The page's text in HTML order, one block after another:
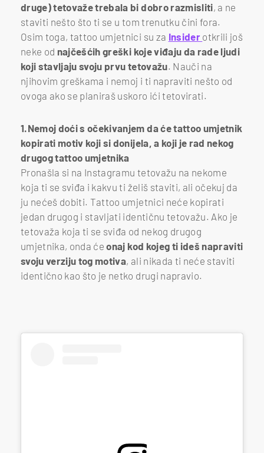
druge) tetovaže trebala bi dobro razmisliti, a ne
staviti nešto što ti se u tom trenutku čini fora.
Osim toga, tattoo umjetnici su za Insider otkrili još
neke od najčešćih greški koje viđaju da rade ljudi
koji stavljaju svoju prvu tetovažu. Nauči na
njihovim greškama i nemoj i ti napraviti nešto od
ovoga ako se planiraš uskoro ići tetovirati.
1.Nemoj doći s očekivanjem da će tattoo umjetnik
kopirati motiv koji si donijela, a koji je rad nekog
drugog tattoo umjetnika
Pronašla si na Instagramu tetovažu na nekome
koja ti se sviđa i kakvu ti želiš staviti, ali očekuj da
ju nećeš dobiti. Tattoo umjetnici neće kopirati
jedan drugog i stavljati identičnu tetovažu. Ako je
tetovaža koja ti se sviđa od nekog drugog
umjetnika, onda ćeonaj kod kojeg ti ideš napraviti
svoju verziju tog motiva, ali nikada ti neće staviti
identično kao što je netko drugi napravio.